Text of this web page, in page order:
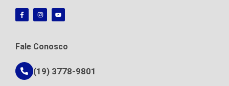
F
a
c
o
f
I
n
s
r
Y
o
u
e
Fale Conosco
(19) 3778-9801